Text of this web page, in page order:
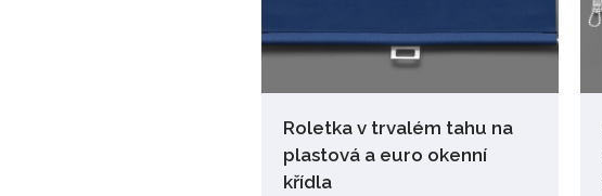
Roletka v trvalém tahu na
plastová a euro okenní
křídla